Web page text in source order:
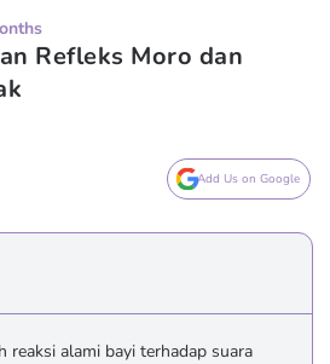
Refleks Moro dan
Add Us on Google
reaksi alami bayi terhadap suara